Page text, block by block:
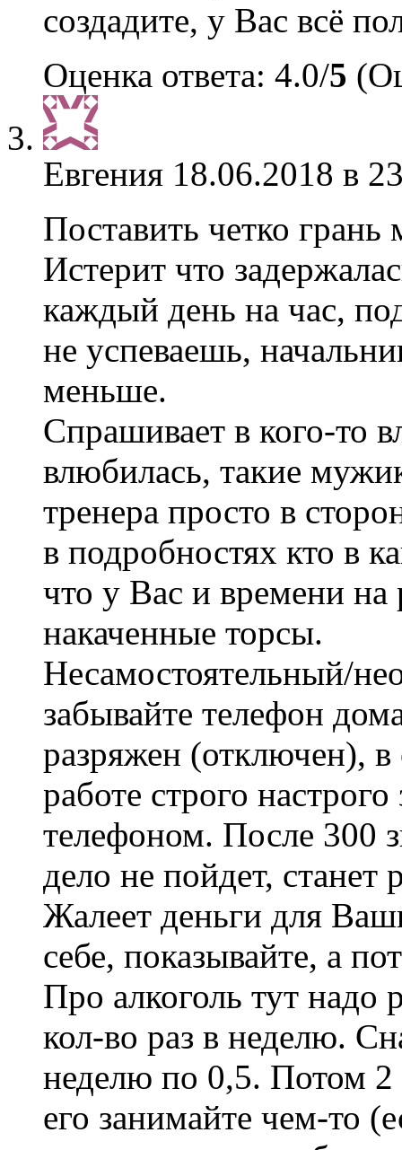
создадите, у Вас всё
Оценка ответа: 4.0/5
Евгения 18.06.2018 в
Поставить четко
Истерит что
каждый день на час,
не успеваешь,
меньше.
Спрашивает в кого-то
влюбилась, такие
тренера просто в
в подробностях кто в
что у Вас и времени на
накаченные торсы.
Несамостоятельный/
забывайте телефон
разряжен (отключен), в
работе строго
телефоном. После 300
дело не пойдет, станет
Жалеет деньги для
себе, показывайте, а
Про алкоголь тут надо
кол-во раз в неделю.
неделю по 0,5. Потом 2
его занимайте чем-то